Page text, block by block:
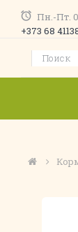
Пн.-Пт.
+373 68